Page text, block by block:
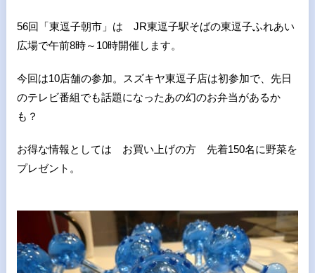
56回「東逗子朝市」は JR東逗子駅そばの東逗子ふれあい
広場で午前8時～10時開催します。
今回は10店舗の参加。スズキヤ東逗子店は初参加で、先日
のテレビ番組でも話題になったあの幻のお弁当があるか
も？
お得な情報としては お買い上げの方 先着150名に野菜を
プレゼント。